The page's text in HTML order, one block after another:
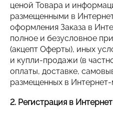
ценой Товара и
размещенными в
оформления Заказа в
полное и безусловное
(акцепт Оферты), иных
и купли-продажи (в
оплаты, доставке,
размещенных в Интернет-
2. Регистрация в